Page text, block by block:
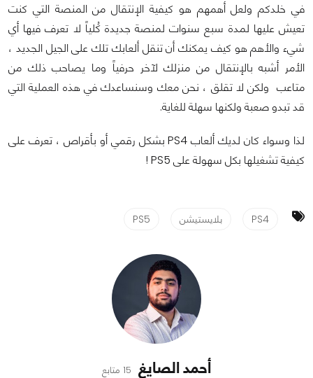
في خلدكم ولعل أهمهم هو كيفية الإنتقال من المنصة التي كنت
تعيش عليها لمدة سبع سنوات لمنصة جديدة كُلياً لا تعرف فيها أي
شيء والأهم هو كيف يمكنك أن تنقل ألعابك تلك على الجيل الجديد ،
الأمر أشبه بالإنتقال من منزلك لآخر حرفياً وما يصاحب ذلك من
متاعب ولكن لا تقلق ، نحن معك وسنساعدك في هذه العملية التي
قد تبدو صعبة ولكنها سهلة للغاية.
لذا وسواء كان لديك ألعاب PS4 بشكل رقمي أو بأقراص ، تعرف على
كيفية تشغيلها بكل سهولة على PS5 !
PS4 بلايستيشن PS5
أحمد الصايغ 15 متابع